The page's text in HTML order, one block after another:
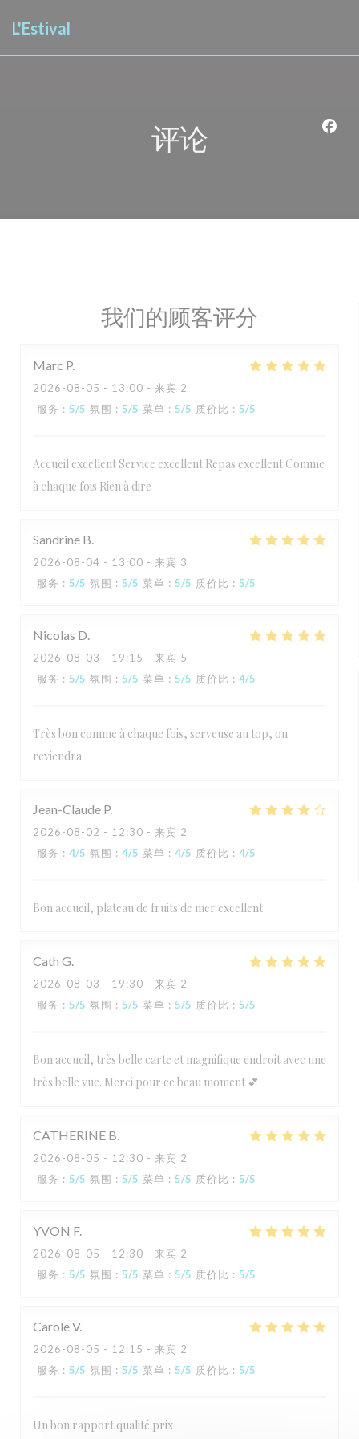
L'Estival
评论
我们的顾客评分
Marc P
2026-08-05 - 13:00 - 来宾 2
服务 : 5/5 氛围 : 5/5 菜单 : 5/5 质价比 : 5/5
Accueil excellent Service excellent Repas excellent Comme
à chaque fois Rien à dire
Sandrine B
2026-08-04 - 13:00 - 来宾 3
服务 : 5/5 氛围 : 5/5 菜单 : 5/5 质价比 : 5/5
Nicolas D
2026-08-03 - 19:15 - 来宾 5
服务 : 5/5 氛围 : 5/5 菜单 : 5/5 质价比 : 4/5
Très bon comme à chaque fois, serveuse au top, on
reviendra
Jean-Claude P
2026-08-02 - 12:30 - 来宾 2
服务 : 4/5 氛围 : 4/5 菜单 : 4/5 质价比 : 4/5
Bon accueil, plateau de fruits de mer excellent.
Cath G
2026-08-03 - 19:30 - 来宾 2
服务 : 5/5 氛围 : 5/5 菜单 : 5/5 质价比 : 5/5
Bon accueil, très belle carte et magnifique endroit avec une
très belle vue. Merci pour ce beau moment 💕
CATHERINE B
2026-08-05 - 12:30 - 来宾 2
服务 : 5/5 氛围 : 5/5 菜单 : 5/5 质价比 : 5/5
YVON F
2026-08-05 - 12:30 - 来宾 2
服务 : 5/5 氛围 : 5/5 菜单 : 5/5 质价比 : 5/5
CaroleV
2026-08-05 - 12:15 - 来宾 2
服务 : 5/5 氛围 : 5/5 菜单 : 5/5 质价比 : 5/5
Un bon rapport qualité prix